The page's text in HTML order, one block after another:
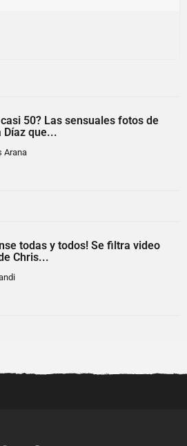
50? Las sensuales fotos de
Díaz que...
Arana
todas y todos! Se filtra video
Chris...